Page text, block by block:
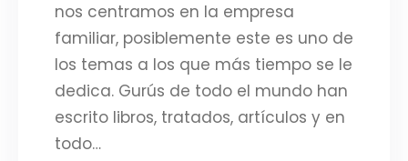
nos centramos en la empresa
familiar, posiblemente este es uno de
los temas a los que más tiempo se le
dedica. Gurús de todo el mundo han
escrito libros, tratados, artículos y en
todo…